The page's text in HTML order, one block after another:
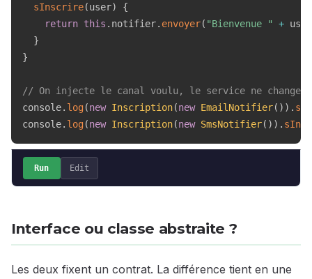
sInscrire(user)
{
return this . notifier. envoyer( "Bienvenue " + user
}
}
// On injecte le canal voulu, le service ne change
console. log(new Inscription(new EmailNotifier( ) ) .
console. log(new Inscription(new SmsNotifier( ) ) .
Run Edit
Interface ou classe abstraite ?
Les deux fixent un contrat. La différence tient en une